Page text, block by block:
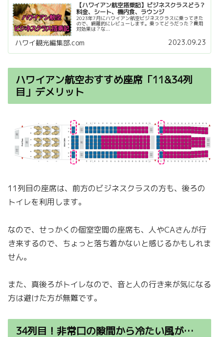
【ハワイアン航空搭乗記】ビジネスクラスどう？
料金、シート、機内食、ラウンジ
2023年7月にハワイアン航空ビジネスクラスに乗ってきた
ので、網羅的にレビューします。乗ってどうだった？費用
対効果は？な...
ハワイ観光編集部.com 2023.09.23
ハワイアン航空おすすめ座席「11&34列
目」デメリット
11列目の座席は、前方のビジネスクラスの方も、後ろの
トイレを利用します。
なので、せっかくの個室空間の座席も、人やCAさんが行
き来するので、ちょっと落ち着かないと感じるかもしれま
せん。
また、真後ろがトイレなので、音と人の行き来が気になる
方は避けた方が無難です。
34列目！非常口の隙間から冷たい風が…